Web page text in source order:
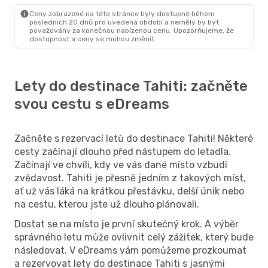
Ceny zobrazené na této stránce byly dostupné během
posledních 20 dnů pro uvedená období a neměly by být
považovány za konečnou nabízenou cenu. Upozorňujeme, že
dostupnost a ceny se mohou změnit.
Lety do destinace Tahiti: začněte
svou cestu s eDreams
Začněte s rezervací letů do destinace Tahiti! Některé
cesty začínají dlouho před nástupem do letadla.
Začínají ve chvíli, kdy ve vás dané místo vzbudí
zvědavost. Tahiti je přesně jedním z takových míst,
ať už vás láká na krátkou přestávku, delší únik nebo
na cestu, kterou jste už dlouho plánovali.
Dostat se na místo je první skutečný krok. A výběr
správného letu může ovlivnit celý zážitek, který bude
následovat. V eDreams vám pomůžeme prozkoumat
a rezervovat lety do destinace Tahiti s jasnými